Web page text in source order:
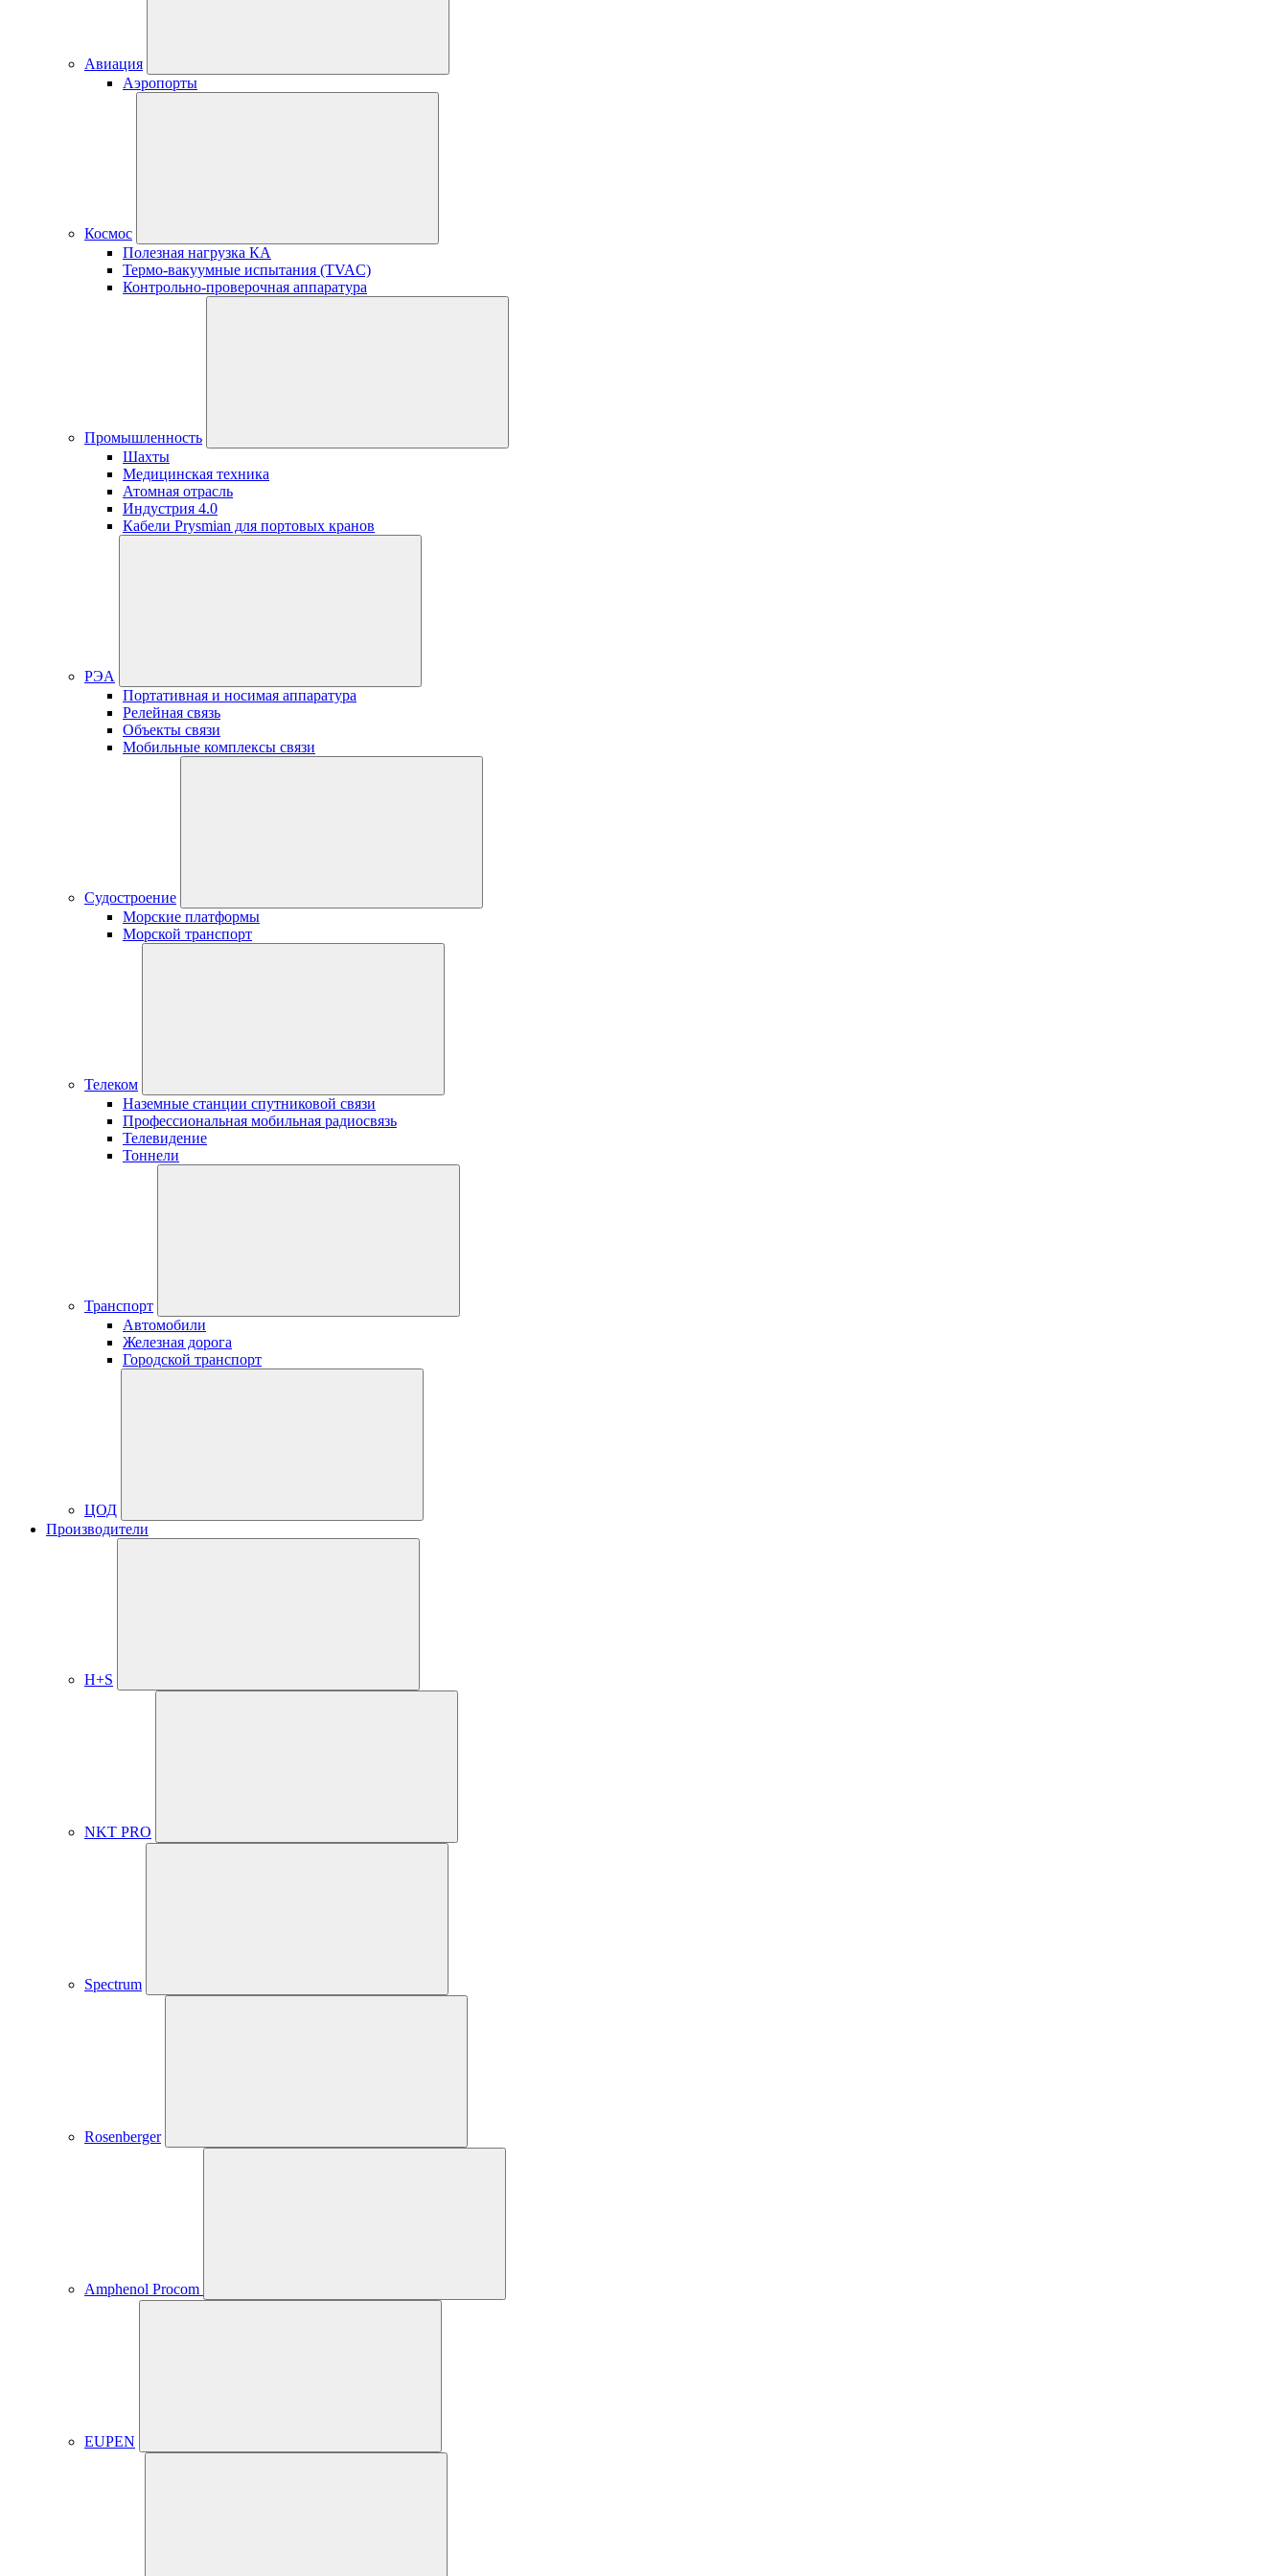
Авиация
Аэропорты
Космос
Полезная нагрузка КА
Термо-вакуумные испытания (TVAC)
Контрольно-проверочная аппаратура
Промышленность
Шахты
Медицинская техника
Атомная отрасль
Индустрия 4.0
Кабели Prysmian для портовых кранов
РЭА
Портативная и носимая аппаратура
Релейная связь
Объекты связи
Мобильные комплексы связи
Судостроение
Морские платформы
Морской транспорт
Телеком
Наземные станции спутниковой связи
Профессиональная мобильная радиосвязь
Телевидение
Тоннели
Транспорт
Автомобили
Железная дорога
Городской транспорт
ЦОД
Производители
H+S
NKT PRO
Spectrum
Rosenberger
Amphenol Procom
EUPEN